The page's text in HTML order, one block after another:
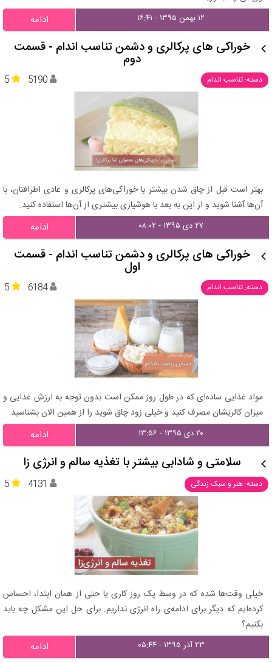
۱۲ بهمن ۱۳۹۵ - ۱۶:۴۱ ادامه
خوراکی های پرکالری و دشمن تناسب اندام - قسمت
دوم
دسته: تناسب اندام 5 5190
بهتر است قبل از چاق شدن بیشتر با خوراکی‌های پرکالری و عادی اطرافتان، با
آن‌ها آشنا شوید و از این به بعد با هوشیاری بیشتری از آن‌ها استفاده کنید.
۲۷ دی ۱۳۹۵ - ۰۸:۰۲ ادامه
خوراکی های پرکالری و دشمن تناسب اندام - قسمت
اول
دسته: تناسب اندام 5 6184
مواد غذایی ساده‌ای که در طول روز ممکن است بدون توجه به ارزش غذایی و
میزان کالریشان مصرف کنید و خیلی زود چاق شوید را از همین الان بشناسید.
۲۰ دی ۱۳۹۵ - ۱۳:۵۶ ادامه
سلامتی و شادابی بیشتر با تغذیه سالم و انرژی زا
دسته: هنر و سبک زندگی 5 4131
خیلی وقت‌ها شده که در وسط یک روز کاری یا حتی از همان ابتدا، احساس
کرده‌ایم که دیگر برای ادامه‌ی راه انرژی نداریم. برای حل این مشکل چه باید
بکنیم؟
۲۳ آذر ۱۳۹۵ - ۰۵:۴۴ ادامه